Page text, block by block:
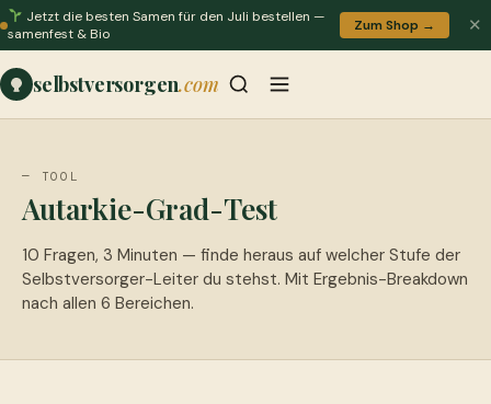
Jetzt die besten Samen für den Juli bestellen —
samenfest & Bio
Zum Shop → ✕
selbstversorgen.com
— TOOL
Autarkie-Grad-Test
10 Fragen, 3 Minuten — finde heraus auf welcher Stufe der
Selbstversorger-Leiter du stehst. Mit Ergebnis-Breakdown
nach allen 6 Bereichen.